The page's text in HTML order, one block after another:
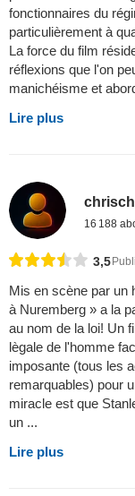
fonctionnaires du
particulièrement à
La force du film
réflexions que l'on
manichéisme et
Lire plus
16 188
3,5
Mis en scène par un
à Nuremberg » a la
au nom de la loi! Un
lègale de l'homme
imposante (tous les
remarquables) pour
miracle est que
un ...
Lire plus